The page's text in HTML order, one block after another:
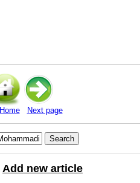
Home Next page
Add new article